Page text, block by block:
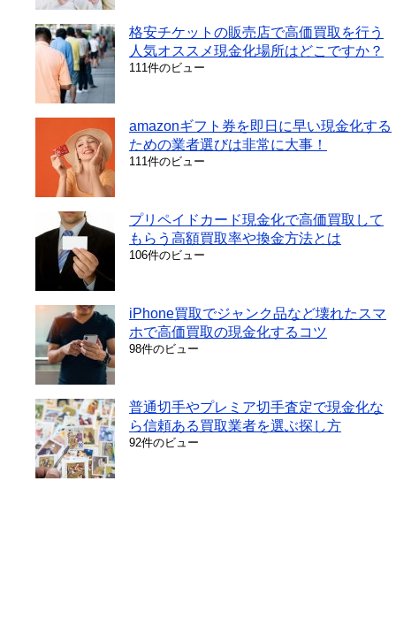
格安チケットの販売店で高価買取を行う
人気オススメ現金化場所はどこですか？
111件のビュー
amazonギフト券を即日に早い現金化する
ための業者選びは非常に大事！
111件のビュー
プリペイドカード現金化で高価買取して
もらう高額買取率や換金方法とは
106件のビュー
iPhone買取でジャンク品など壊れたスマ
ホで高価買取の現金化するコツ
98件のビュー
普通切手やプレミア切手査定で現金化な
ら信頼ある買取業者を選ぶ探し方
92件のビュー